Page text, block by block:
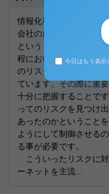
情報化社会のリスクに
会社の成功に関わるも
というものは、切り離
程において、このリス
のリスクマネジメント
ています。その際に重
十分に把握することで
ってのリスクを見つけ
あったのかということ
ようにして制御させる
る事が必要です。
こういったリスクに
ーネットを主流...
今日はもう表示